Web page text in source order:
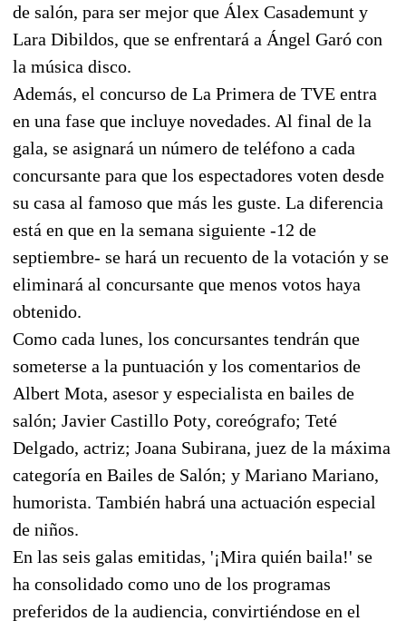
de salón, para ser mejor que Álex Casademunt y
Lara Dibildos, que se enfrentará a Ángel Garó con
la música disco.
Además, el concurso de La Primera de TVE entra
en una fase que incluye novedades. Al final de la
gala, se asignará un número de teléfono a cada
concursante para que los espectadores voten desde
su casa al famoso que más les guste. La diferencia
está en que en la semana siguiente -12 de
septiembre- se hará un recuento de la votación y se
eliminará al concursante que menos votos haya
obtenido.
Como cada lunes, los concursantes tendrán que
someterse a la puntuación y los comentarios de
Albert Mota, asesor y especialista en bailes de
salón; Javier Castillo Poty, coreógrafo; Teté
Delgado, actriz; Joana Subirana, juez de la máxima
categoría en Bailes de Salón; y Mariano Mariano,
humorista. También habrá una actuación especial
de niños.
En las seis galas emitidas, '¡Mira quién baila!' se
ha consolidado como uno de los programas
preferidos de la audiencia, convirtiéndose en el